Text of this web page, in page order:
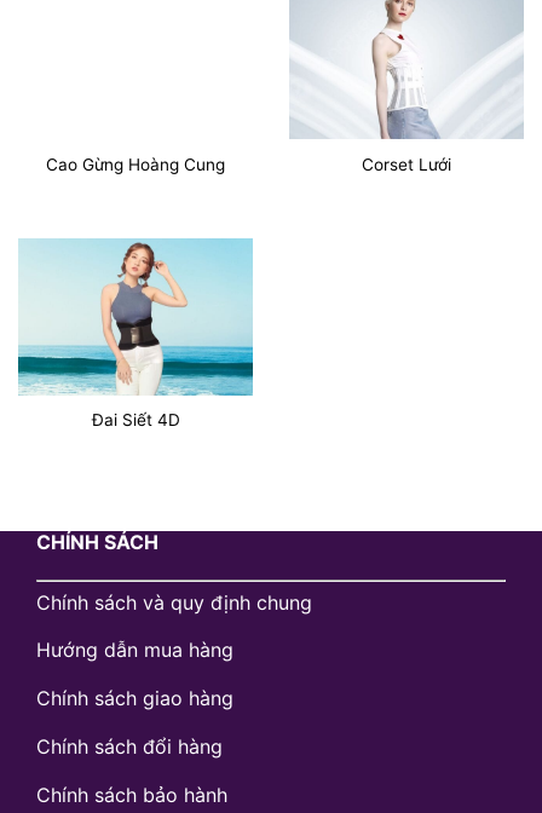
Cao Gừng Hoàng Cung Corset Lưới
Đai Siết 4D
CHÍNH SÁCH
Chính sách và quy định chung
Hướng dẫn mua hàng
Chính sách giao hàng
Chính sách đổi hàng
Chính sách bảo hành